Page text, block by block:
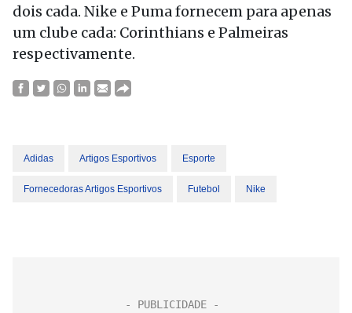
dois cada. Nike e Puma fornecem para apenas
um clube cada: Corinthians e Palmeiras
respectivamente.
Adidas Artigos Esportivos Esporte
Fornecedoras Artigos Esportivos Futebol Nike